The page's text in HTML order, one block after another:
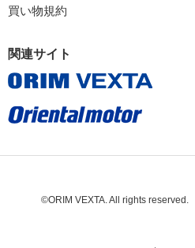
買い物規約
関連サイト
©ORIM VEXTA. All rights reserved.